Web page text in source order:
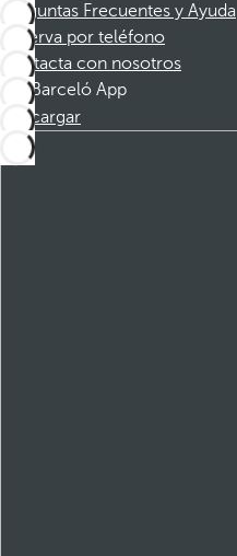
Preguntas Frecuentes y Ayuda
Reserva por teléfono
Contacta con nosotros
Barceló App
Descargar